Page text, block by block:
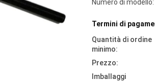
Numero di modello:
Termini di
Quantità di ordine
minimo:
Prezzo:
Imballaggi